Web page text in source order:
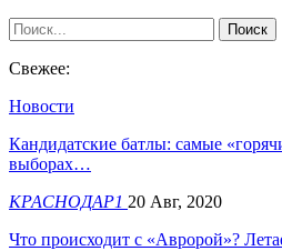
Свежее:
Новости
Кандидатские батлы: самые
выборах…
КРАСНОДАР1 20 Авг, 2020
Что происходит с «Авророй»?